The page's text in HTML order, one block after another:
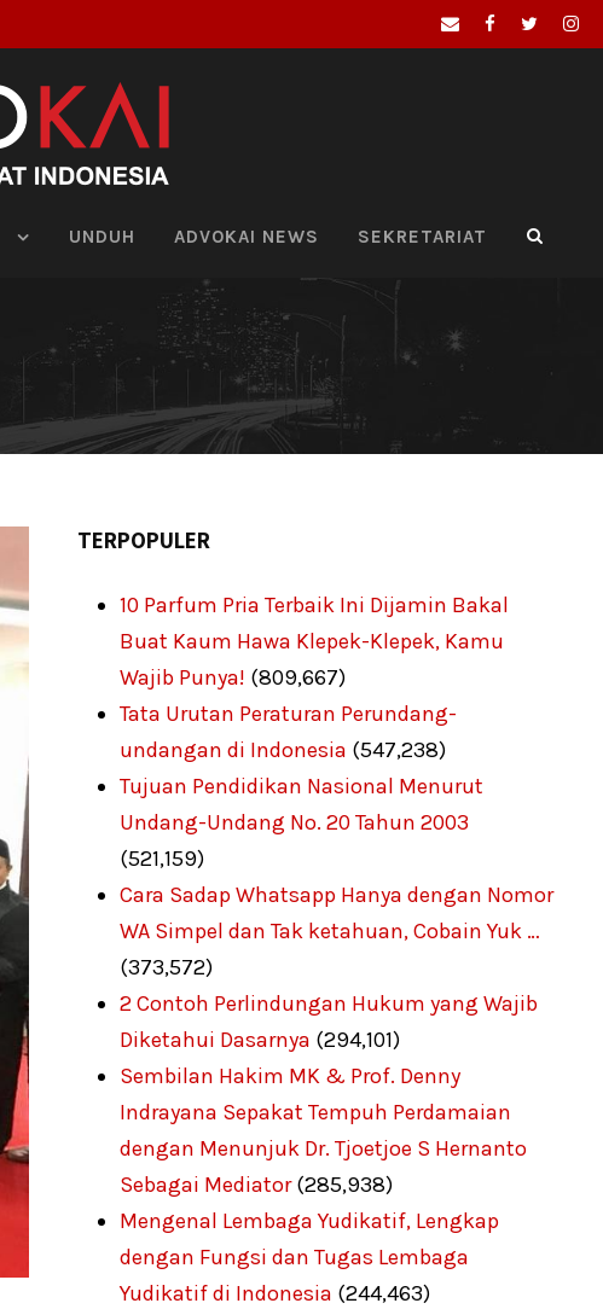
UNDUH ADVOKAI NEWS SEKRETARIAT
TERPOPULER
10 Parfum Pria Terbaik Ini Dijamin Bakal
Buat Kaum Hawa Klepek-Klepek, Kamu
Wajib Punya! (809,667)
Tata Urutan Peraturan Perundang-
undangan di Indonesia (547,238)
Tujuan Pendidikan Nasional Menurut
Undang-Undang No. 20 Tahun 2003
(521,159)
Cara Sadap Whatsapp Hanya dengan Nomor
WA Simpel dan Tak ketahuan, Cobain Yuk …
(373,572)
2 Contoh Perlindungan Hukum yang Wajib
Diketahui Dasarnya (294,101)
Sembilan Hakim MK & Prof. Denny
Indrayana Sepakat Tempuh Perdamaian
dengan Menunjuk Dr. Tjoetjoe S Hernanto
Sebagai Mediator (285,938)
Mengenal Lembaga Yudikatif, Lengkap
dengan Fungsi dan Tugas Lembaga
Yudikatif di Indonesia (244,463)